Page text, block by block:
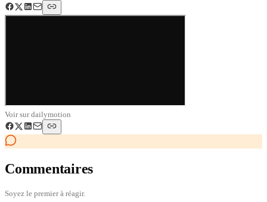
Voir surdailymotion
Commentaires
Soyez le premier à réagir.